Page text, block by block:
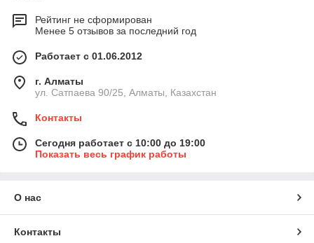
Рейтинг не сформирован
Менее 5 отзывов за последний год
Работает с 01.06.2012
г. Алматы
ул. Сатпаева 90/25, Алматы, Казахстан
Контакты
Сегодня работает с 10:00 до 19:00
Показать весь график работы
О нас
Контакты